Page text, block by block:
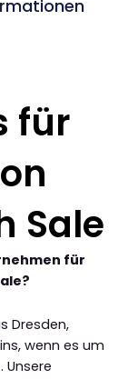
für
Sale
für
Dresden,
wenn es um
Unsere